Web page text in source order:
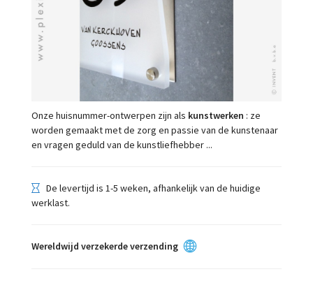
Onze huisnummer-ontwerpen zijn als kunstwerken : ze
worden gemaakt met de zorg en passie van de kunstenaar
en vragen geduld van de kunstliefhebber ...
De levertijd is 1-5 weken, afhankelijk van de huidige
werklast.
Wereldwijd verzekerde verzending